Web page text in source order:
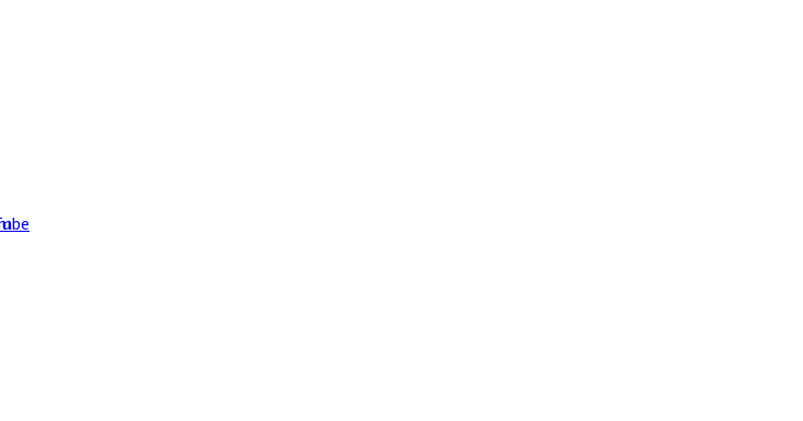
얼굴로 맞이해 준다. 음식도 맛있을 뿐만아니라 친철